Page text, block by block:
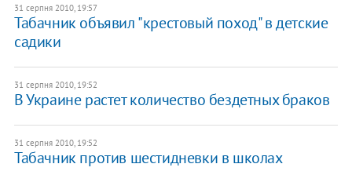
31 серпня 2010, 19:57
Табачник объявил "крестовый поход" в детские
садики
31 серпня 2010, 19:52
В Украине растет количество бездетных браков
31 серпня 2010, 19:52
Табачник против шестидневки в школах